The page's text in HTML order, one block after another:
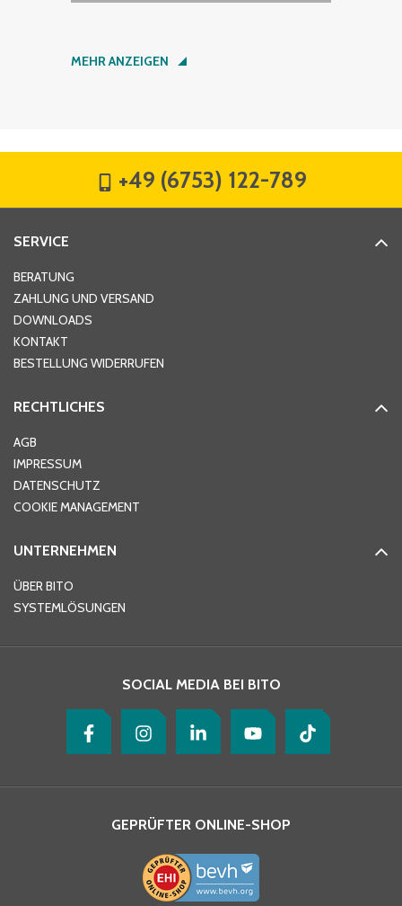
Nachname*
Hausnummer
Ort*
Telefon
MEHR ANZEIGEN
+49 (6753) 122-789
SERVICE
BERATUNG
ZAHLUNG UND VERSAND
DOWNLOADS
KONTAKT
BESTELLUNG WIDERRUFEN
RECHTLICHES
AGB
IMPRESSUM
DATENSCHUTZ
COOKIE MANAGEMENT
UNTERNEHMEN
ÜBER BITO
SYSTEMLÖSUNGEN
SOCIAL MEDIA BEI BITO
GEPRÜFTER ONLINE-SHOP